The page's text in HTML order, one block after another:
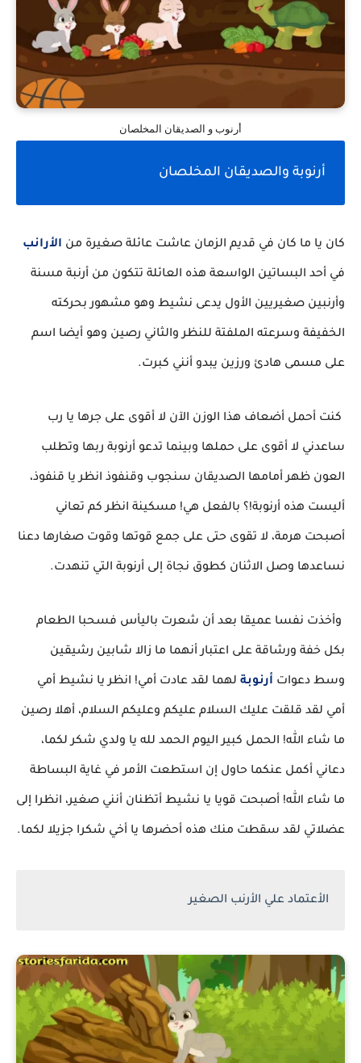
أرنوب و الصديقان المخلصان
أرنوبة والصديقان المخلصان
كان يا ما كان في قديم الزمان عاشت عائلة صغيرة من الأرانب
في أحد البساتين الواسعة هذه العائلة تتكون من أرنبة مسنة
وأرنبين صغيريين الأول يدعى نشيط وهو مشهور بحركته
الخفيفة وسرعته الملفتة للنظر والثاني رصين وهو أيضا اسم
على مسمى هادئ ورزين يبدو أنني كبرت.
كنت أحمل أضعاف هذا الوزن الآن لا أقوى على جرها يا رب
ساعدني لا أقوى على حملها وبينما تدعو أرنوبة ربها وتطلب
العون ظهر أمامها الصديقان سنجوب وقنفوذ انظر يا قنفوذ،
أليست هذه أرنوبة!؟ بالفعل هي! مسكينة انظر كم تعاني
أصبحت هرمة، لا تقوى حتى على جمع قوتها وقوت صغارها دعنا
نساعدها وصل الاثنان كطوق نجاة إلى أرنوبة التي تنهدت.
وأخذت نفسا عميقا بعد أن شعرت باليأس فسحبا الطعام
بكل خفة ورشاقة على اعتبار أنهما ما زالا شابين رشيقين
وسط دعوات أرنوبة لهما لقد عادت أمي! انظر يا نشيط أمي
أمي لقد قلقت عليك السلام عليكم وعليكم السلام، أهلا رصين
ما شاء الله! الحمل كبير اليوم الحمد لله يا ولدي شكر لكما،
دعاني أكمل عنكما حاول إن استطعت الأمر في غاية البساطة
ما شاء الله! أصبحت قويا يا نشيط أتظنان أنني صغير، انظرا إلى
عضلاتي لقد سقطت منك هذه أحضرها يا أخي شكرا جزيلا لكما.
الأعتماد علي الأرنب الصغير